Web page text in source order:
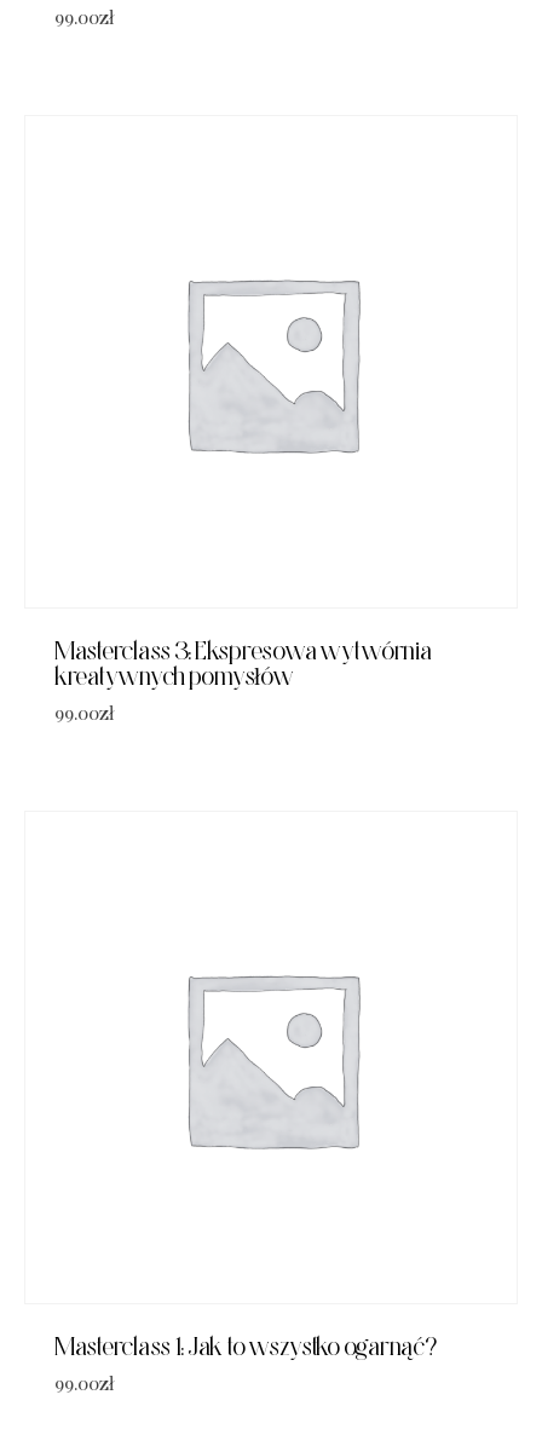
99.00zł
Masterclass 3: Ekspresowa wytwórnia
kreatywnych pomysłów
99.00zł
Masterclass 1: Jak to wszystko ogarnąć?
99.00zł